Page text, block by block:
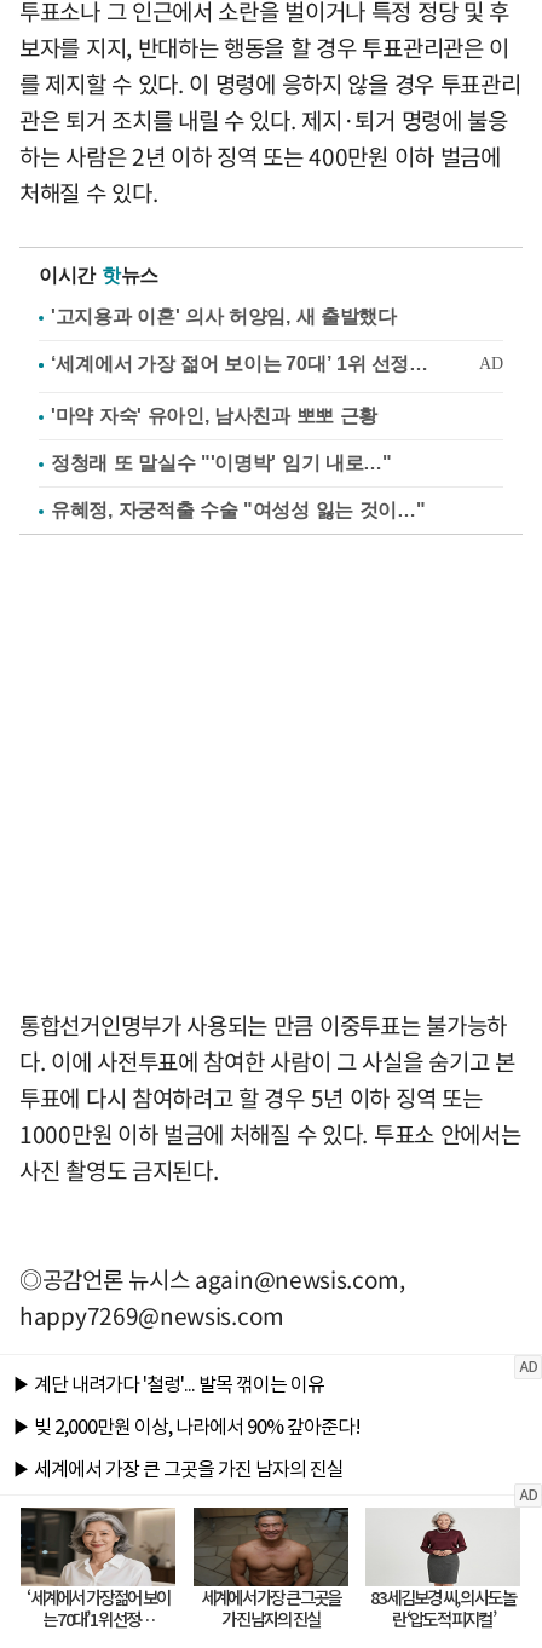
투표소나 그 인근에서 소란을 벌이거나 특정 정당 및 후
보자를 지지, 반대하는 행동을 할 경우 투표관리관은 이
를 제지할 수 있다. 이 명령에 응하지 않을 경우 투표관리
관은 퇴거 조치를 내릴 수 있다. 제지·퇴거 명령에 불응
하는 사람은 2년 이하 징역 또는 400만원 이하 벌금에
처해질 수 있다.
이시간 핫뉴스
'고지용과 이혼' 의사 허양임, 새 출발했다
'마약 자숙' 유아인, 남사친과 뽀뽀 근황
정청래 또 말실수 "'이명박' 임기 내로…"
유혜정, 자궁적출 수술 "여성성 잃는 것이…"
통합선거인명부가 사용되는 만큼 이중투표는 불가능하
다. 이에 사전투표에 참여한 사람이 그 사실을 숨기고 본
투표에 다시 참여하려고 할 경우 5년 이하 징역 또는
1000만원 이하 벌금에 처해질 수 있다. 투표소 안에서는
사진 촬영도 금지된다.
◎공감언론 뉴시스again@newsis.com,
happy7269@newsis.com